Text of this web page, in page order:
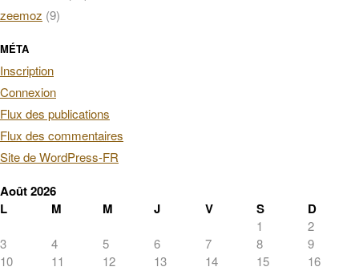
zeemoz (9)
MÉTA
Inscription
Connexion
Flux des publications
Flux des commentaires
Site de WordPress-FR
Août 2026
L
M M J V S D
1
2
3
4 5 6 7 8
9
10
11 12 13 14 15
16